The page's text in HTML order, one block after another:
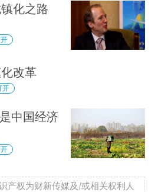
化之路
改革
开
中国经济
产权为财新传媒及/或相关权利人